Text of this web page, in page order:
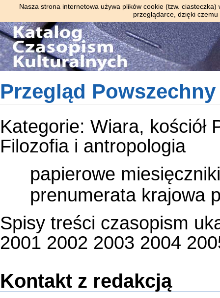
Nasza strona internetowa używa plików cookie (tzw.
przeglądarce, dzięki
Przegląd Powszechny
Kategorie: Wiara, kościół
Filozofia i antropologia
papierowe
prenumerata krajowa
Spisy treści czasopism
2001 2002 2003 2004
Kontakt z redakcją